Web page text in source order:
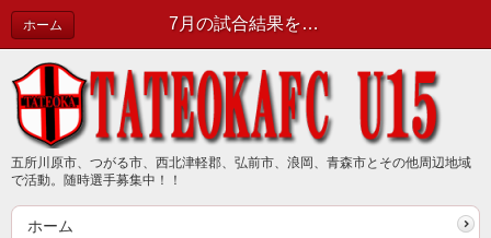
7月の試合結果をお知らせします | 新着情報（最新情報は公式ブログで確認してください）
ホーム
五所川原市、つがる市、西北津軽郡、弘前市、浪岡、青森市とその他周辺地域
で活動。随時選手募集中！！
ホーム